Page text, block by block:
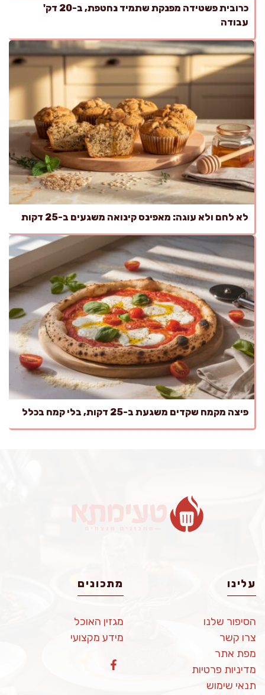
כרובית פשטידה מפנקת שתמיד נחטפת, ב-20 דק'
עבודה
לא לחם ולא עוגה: מאפינס קינואה משגעים ב-25 דקות
פיצה מקמח שקדים משגעת ב-25 דקות, בלי קמח בכלל
עלינו
הסיפור שלנו
צרו קשר
מפת אתר
מדיניות פרטיות
תנאי שימוש
מתכונים
מגזין האוכל
מידע מקצועי